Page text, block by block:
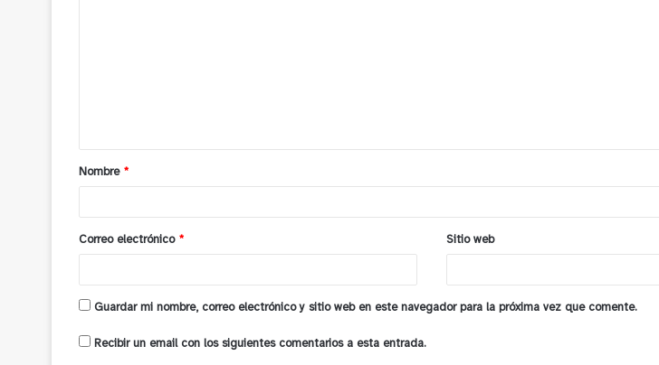
a
r
*
Nombre *
Correo electrónico * Sitio web
Guardar mi nombre, correo electrónico y sitio web en este navegador para la próxima vez que comente.
Recibir un email con los siguientes comentarios a esta entrada.